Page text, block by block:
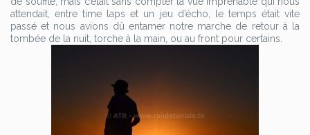
attendait, entre time laps et un jeu d’écho, le temps était vite
passé et nous avions dû entamer notre marche de retour à la
tombée de la nuit, torche à la main, ou au front pour certains.